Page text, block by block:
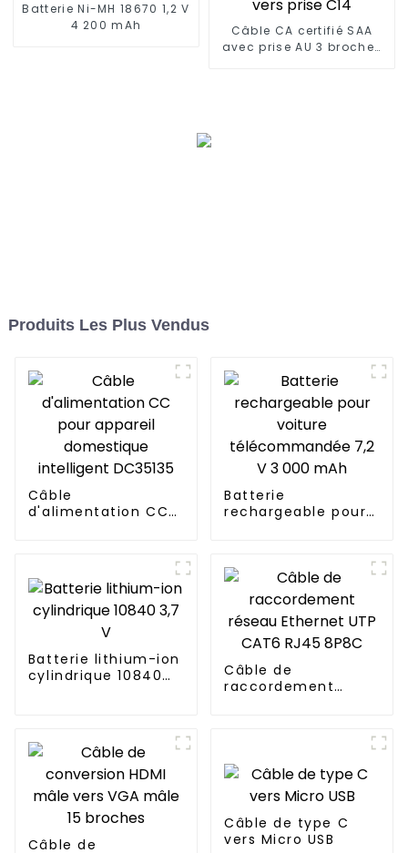
Batterie Ni-MH 18670 1,2 V
4 200 mAh
Câble CA certifié SAA
avec prise AU 3 broches
Produits Les Plus Vendus
Câble
d'alimentation CC
Batterie
rechargeable pour
Batterie lithium-ion
cylindrique 10840
Câble de
raccordement
Câble de
Câble de type C
vers Micro USB